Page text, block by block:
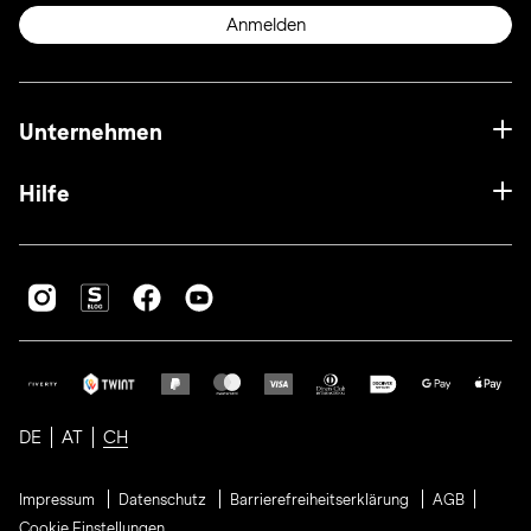
Anmelden
Unternehmen
Hilfe
DE AT CH
Impressum Datenschutz Barrierefreiheitserklärung
AGB